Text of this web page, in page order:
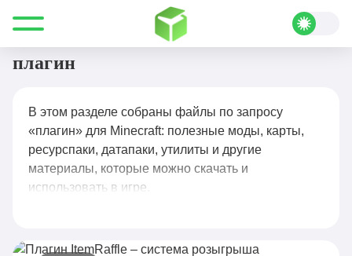
Все для Minecraft плагин
плагин
В этом разделе собраны файлы по запросу
«плагин» для Minecraft: полезные моды, карты,
ресурспаки, датапаки, утилиты и другие
материалы, которые можно скачать и
использовать в игре.